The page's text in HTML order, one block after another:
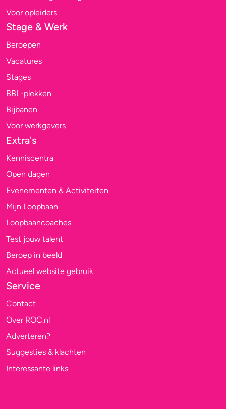
Voor opleiders
Stage & Werk
Beroepen
Vacatures
Stages
BBL-plekken
Bijbanen
Voor werkgevers
Extra's
Kenniscentra
Open dagen
Evenementen & Activiteiten
Mijn Loopbaan
Loopbaancoaches
Test jouw talent
Beroep in beeld
Actueel website gebruik
Service
Contact
Over ROC.nl
Adverteren?
Suggesties & klachten
Interessante links